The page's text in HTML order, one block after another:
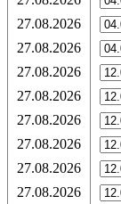
27.08.2026
27.08.2026
27.08.2026
27.08.2026
27.08.2026
27.08.2026
27.08.2026
27.08.2026